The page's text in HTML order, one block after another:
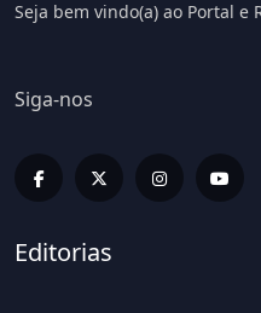
Seja bem vindo(a) ao Portal e
Siga-nos
Editorias